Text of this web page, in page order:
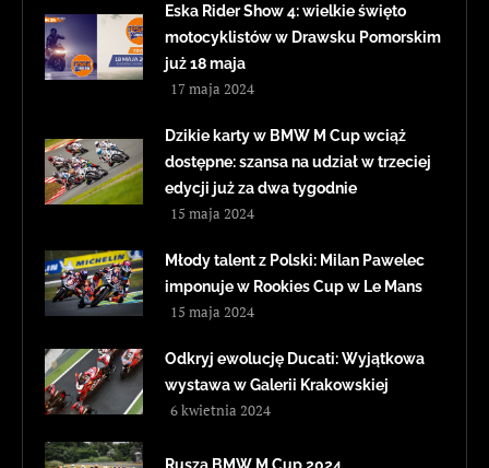
Eska Rider Show 4: wielkie święto
motocyklistów w Drawsku Pomorskim
już 18 maja
17 maja 2024
Dzikie karty w BMW M Cup wciąż
dostępne: szansa na udział w trzeciej
edycji już za dwa tygodnie
15 maja 2024
Młody talent z Polski: Milan Pawelec
imponuje w Rookies Cup w Le Mans
15 maja 2024
Odkryj ewolucję Ducati: Wyjątkowa
wystawa w Galerii Krakowskiej
6 kwietnia 2024
Rusza BMW M Cup 2024